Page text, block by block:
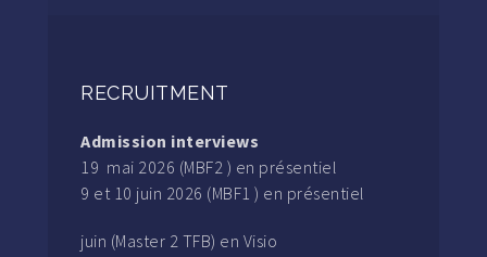
RECRUITMENT
Admission interviews
19 mai 2026 (MBF2 ) en présentiel
9 et 10 juin 2026 (MBF1 ) en présentiel
juin (Master 2 TFB) en Visio